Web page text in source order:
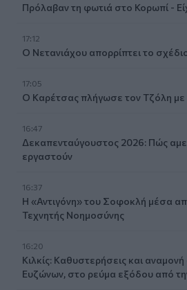
Πρόλαβαν τη φωτιά στο Κορωπί -
17:12
Ο Νετανιάχου απορρίπτει το
17:05
Ο Καρέτσας πλήγωσε τον Τζόλη με
16:47
Δεκαπενταύγουστος 2026: Πώς
εργαστούν
16:37
Η «Αντιγόνη» του Σοφοκλή μέσα
Τεχνητής Νοημοσύνης
16:20
Κιλκίς: Καθυστερήσεις και
Ευζώνων, στο ρεύμα εξόδου από